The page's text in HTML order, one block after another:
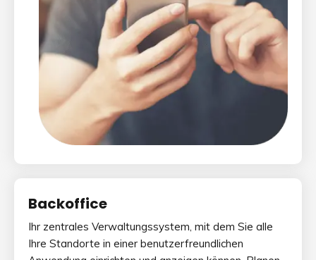
Backoffice
Ihr zentrales Verwaltungssystem, mit dem Sie alle
Ihre Standorte in einer benutzerfreundlichen